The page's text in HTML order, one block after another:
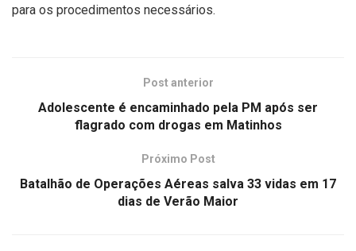
para os procedimentos necessários.
Post anterior
Adolescente é encaminhado pela PM após ser
flagrado com drogas em Matinhos
Próximo Post
Batalhão de Operações Aéreas salva 33 vidas em 17
dias de Verão Maior